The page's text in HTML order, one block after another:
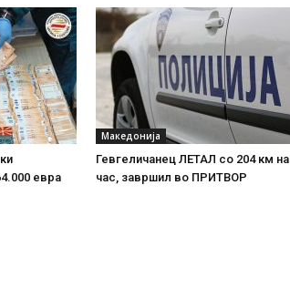
евра
Македонија
Гевгеличанец ЛЕТАЛ со 204 км на
час, завршил во ПРИТВОР